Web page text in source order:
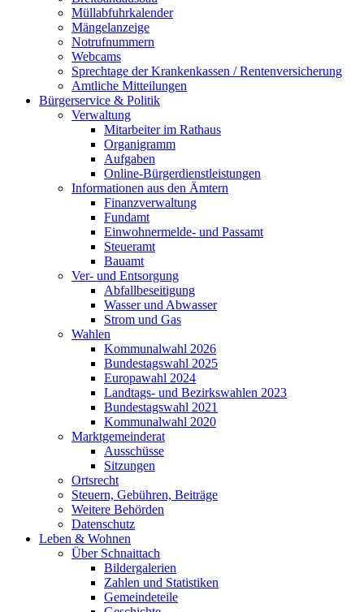
Müllabfuhrkalender
Mängelanzeige
Notrufnummern
Webcams
Sprechtage der Krankenkassen / Rentenversicherung
Amtliche Mitteilungen
Bürgerservice & Politik
Verwaltung
Mitarbeiter im Rathaus
Organigramm
Aufgaben
Online-Bürgerdienstleistungen
Informationen aus den Ämtern
Finanzverwaltung
Fundamt
Einwohnermelde- und Passamt
Steueramt
Bauamt
Ver- und Entsorgung
Abfallbeseitigung
Wasser und Abwasser
Strom und Gas
Wahlen
Kommunalwahl 2026
Bundestagswahl 2025
Europawahl 2024
Landtags- und Bezirkswahlen 2023
Bundestagswahl 2021
Kommunalwahl 2020
Marktgemeinderat
Ausschüsse
Sitzungen
Ortsrecht
Steuern, Gebühren, Beiträge
Weitere Behörden
Datenschutz
Leben & Wohnen
Über Schnaittach
Bildergalerien
Zahlen und Statistiken
Gemeindeteile